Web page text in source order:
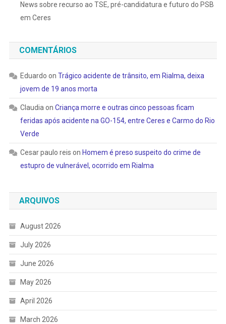
News sobre recurso ao TSE, pré-candidatura e futuro do PSB
em Ceres
COMENTÁRIOS
Eduardo on Trágico acidente de trânsito, em Rialma, deixa
jovem de 19 anos morta
Claudia on Criança morre e outras cinco pessoas ficam
feridas após acidente na GO-154, entre Ceres e Carmo do Rio
Verde
Cesar paulo reis on Homem é preso suspeito do crime de
estupro de vulnerável, ocorrido em Rialma
ARQUIVOS
August 2026
July 2026
June 2026
May 2026
April 2026
March 2026